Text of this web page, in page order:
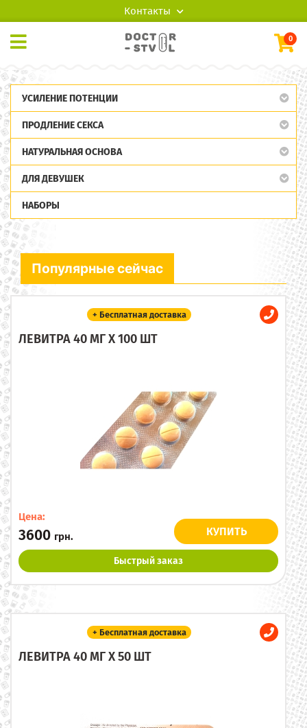
Контакты
0
УСИЛЕНИЕ ПОТЕНЦИИ
ПРОДЛЕНИЕ СЕКСА
НАТУРАЛЬНАЯ ОСНОВА
ДЛЯ ДЕВУШЕК
НАБОРЫ
Популярные сейчас
+ Бесплатная доставка
ЛЕВИТРА 40 МГ X 100 ШТ
Цена:
3600 грн. КУПИТЬ
Быстрый заказ
+ Бесплатная доставка
ЛЕВИТРА 40 МГ X 50 ШТ